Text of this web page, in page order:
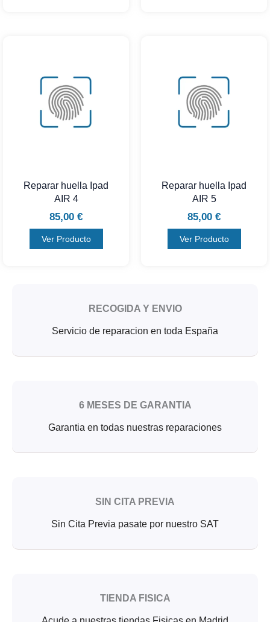
Reparar huella Ipad
AIR 4
85,00 €
Ver Producto
Reparar huella Ipad
AIR 5
85,00 €
Ver Producto
RECOGIDA Y ENVIO
Servicio de reparacion en toda España
6 MESES DE GARANTIA
Garantia en todas nuestras reparaciones
SIN CITA PREVIA
Sin Cita Previa pasate por nuestro SAT
TIENDA FISICA